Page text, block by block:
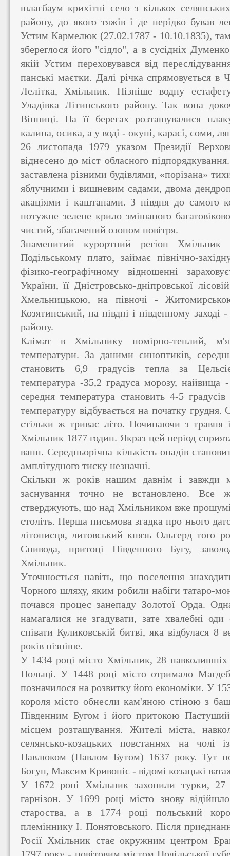
шлагбаум крихітні село з кількох
району, до якого тяжів і де нерідко бував
Устим Кармелюк (27.02.1787 - 10.10.1835), там,
збереглося його "сідло", а в сусідніх
якій Устим переховувався від
панські маєтки. Далі річка спрямовується в
Лелітка, Хмільник. Пізніше водну
Уладівка Літинського району. Так вона
Вінниці. На її берегах розташувалися
калина, осика, а у воді - окуні, карасі, соми,
26 листопада 1979 указом Президії
віднесено до міст обласного
заставлена ​​різними будівлями, «порізана»
яблучними і вишневим садами, двома
акаціями і каштанами. З півдня до самого
потужне зелене крило змішаного
чистий, збагачений озоном повітря.
Знаменитий курортний регіон
Подільському плато, займає північно-
фізико-географічному відношенні
України, її Дністровсько-дніпровської
Хмельницькою, на півночі -
Козятинський, на півдні і південному заході
району.
Клімат в Хмільнику помірно-теплий,
температури. За даними синоптиків,
становить 6,9 градусів тепла за
температура -35,2 градуса морозу, найвища
середня температура становить 4-5
температуру відбувається на початку грудня.
стільки ж триває літо. Починаючи з травня
Хмільник 1877 годин. Якраз цей період
ванн. Середньорічна кількість опадів
амплітудного тиску незначні.
Скільки ж років нашим давнім і завжди
заснування точно не встановлено. Все
стверджують, що над Хмільником вже
століть. Перша письмова згадка про нього
літописця, литовський князь Ольгерд того
Снивода, притоці Південного Бугу,
Хмільник.
Уточнюється навіть, що поселення
Чорного шляху, яким робили набіги татаро-
почався процес занепаду Золотої Орда.
намагалися не згадувати, зате хвалебні
співати Куликовській битві, яка відбулася 8
років пізніше.
У 1434 році місто Хмільник, 28
Польщі. У 1448 році місто отримало
позначилося на розвитку його економіки. У
короля місто обнесли кам'яною стіною з
Південним Бугом і його притокою
місцем розташування. Жителі міста,
селянсько-козацьких повстаннях на чолі
Павлюком (Павлом Бутом) 1637 року. Тут
Богун, Максим Кривоніс - відомі козацькі
У 1672 ропі Хмільник захопили турки, 27
гарнізон. У 1699 році місто знову
староства, а в 1774 році польський
племіннику І. Понятовського. Після
Росії Хмільник стає окружним центром